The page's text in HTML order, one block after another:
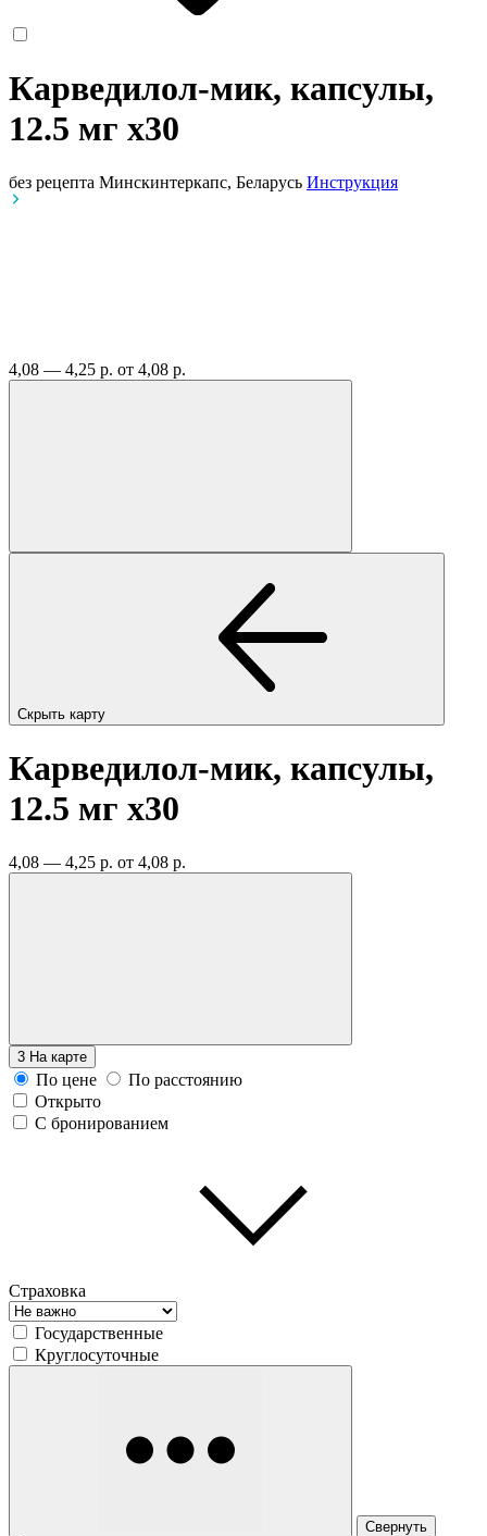
Карведилол-мик, капсулы,
12.5 мг x30
без рецепта Минскинтеркапс, Беларусь Инструкция
4,08 — 4,25 р. от 4,08 р.
Скрыть карту
Карведилол-мик, капсулы,
12.5 мг x30
4,08 — 4,25 р. от 4,08 р.
3 На карте
По цене
По расстоянию
Открыто
С бронированием
Страховка
Государственные
Круглосуточные
Свернуть